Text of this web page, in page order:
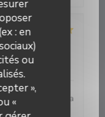
: en
ou
»,
«
5/5 Qualité / Prix
présentés La
petit fils de 8
Vannes